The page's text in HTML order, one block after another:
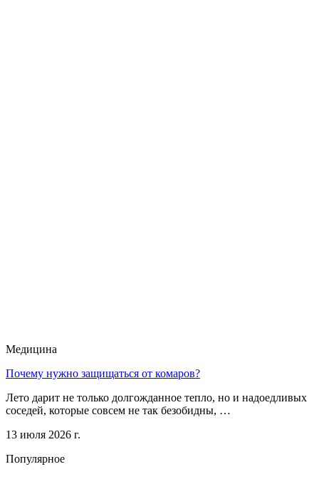
Медицина
Почему нужно защищаться от комаров?
Лето дарит не только долгожданное тепло, но и надоедливых
соседей, которые совсем не так безобидны, …
13 июля 2026 г.
Популярное